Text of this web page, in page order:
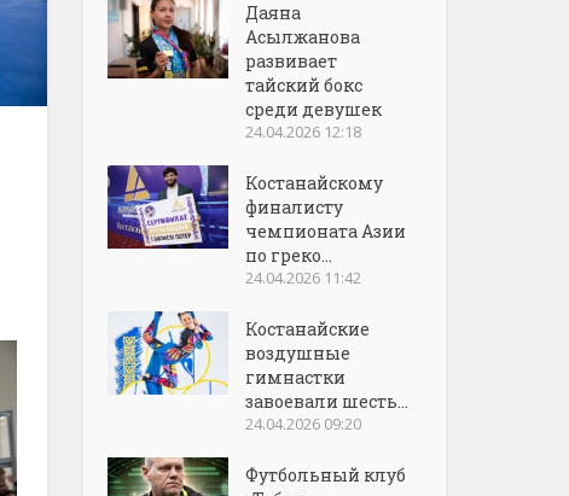
Даяна
Асылжанова
развивает
тайский бокс
среди девушек
24.04.2026 12:18
Костанайскому
финалисту
чемпионата Азии
по греко...
24.04.2026 11:42
Костанайские
воздушные
гимнастки
завоевали шесть...
24.04.2026 09:20
Футбольный клуб